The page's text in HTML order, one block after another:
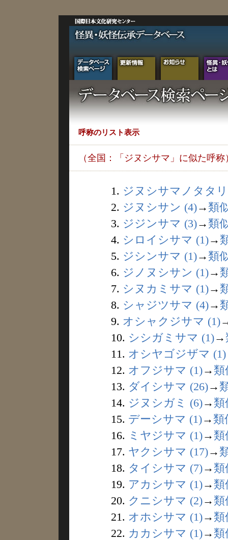
呼称のリスト表示
（全国：「ジヌシサマ」に似た呼称
1. ジヌシサマノタタ
2. ジヌシサン (4)→ 類
3. ジジンサマ (3)→ 類
4. シロイシサマ (1)→
5. ジシンサマ (1)→ 類
6. ジノヌシサン (1)→
7. シヌカミサマ (1)→
8. シャジツサマ (4)→
9. オシャクジサマ (1)
10. シシガミサマ (1)→
11. オシヤゴジザマ (1)
12. オフジサマ (1)→ 類
13. ダイシサマ (26)→
14. ジヌシガミ (6)→ 類
15. デーシサマ (1)→ 類
16. ミヤジサマ (1)→ 類
17. ヤクシサマ (17)→
18. タイシサマ (7)→ 類
19. アカシサマ (1)→ 類
20. クニシサマ (2)→ 類
21. オホシサマ (1)→ 類
22. カカシサマ (1)→ 類